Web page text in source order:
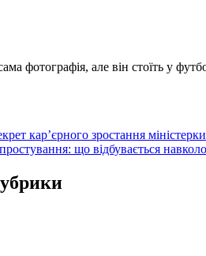
сама фотографія, але він стоїть у
кар’єрного зростання
що відбувається